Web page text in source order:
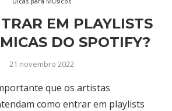
EM PLAYLISTS
DO SPOTIFY?
21 novembro 2022
que os artistas
como entrar em playlists